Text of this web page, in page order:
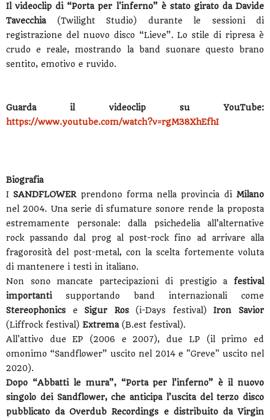
Il videoclip di “Porta per l'inferno” è stato girato da Davide
Tavecchia(Twilight Studio) durante le sessioni di
registrazione del nuovo disco “Lieve”. Lo stile di ripresa è
crudo e reale, mostrando la band suonare questo brano
sentito, emotivo e ruvido.
Guarda il videoclip su YouTube:
https://www.youtube.com/watch?v=rgM38XhEfhI
Biografia
ISANDFLOWERprendono forma nella provincia diMilano
nel 2004. Una serie di sfumature sonore rende la proposta
estremamente personale: dalla psichedelia all’alternative
rock passando dal prog al post-rock fino ad arrivare alla
fragorosità del post-metal, con la scelta fortemente voluta
di mantenere i testi in italiano.
Non sono mancate partecipazioni di prestigio a festival
importanti supportando band internazionali come
Stereophonics eSigur Ros(i-Days festival)Iron Savior
(Liffrock festival) Extrema(B.est festival).
All'attivo due EP (2006 e 2007), due LP (il primo ed
omonimo “Sandflower” uscito nel 2014 e "Greve" uscito nel
2020).
Dopo “Abbatti le mura”, “Porta per l’inferno” è il nuovo
singolo dei Sandflower, che anticipa l’uscita del terzo disco
pubblicato da Overdub Recordings e distribuito da Virgin